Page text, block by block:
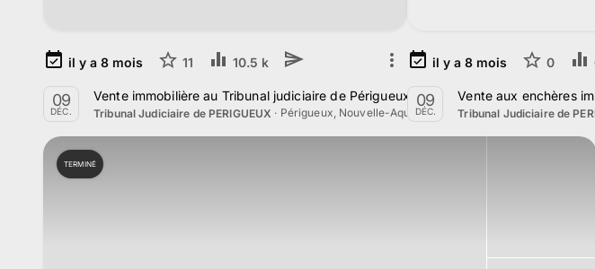
il y a 8 mois 11 10.5 k
09
DÉC.
Vente immobilière au Tribunal judiciaire de Périgueux le 9 décembre 2025
Tribunal Judiciaire de PERIGUEUX · Périgueux, Nouvelle-Aquitaine
il y a8 mois 0
09
DÉC.
Vente aux enchères
Tribunal Judiciaire de
TERMINÉ